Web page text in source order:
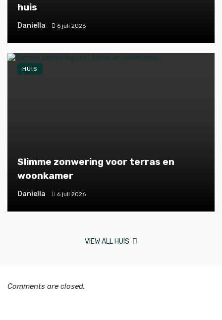
huis
Daniella 6 juli 2026
Slimme zonwering voor terras en
woonkamer
Daniella 6 juli 2026
HUIS
VIEW ALL HUIS
Comments are closed.